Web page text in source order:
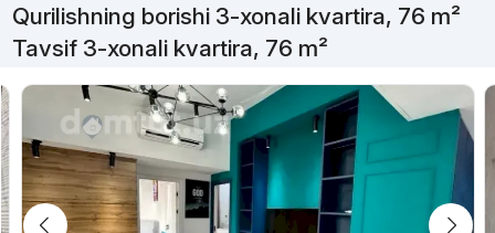
Qurilishning borishi 3-xonali kvartira, 76 m²
Tavsif 3-xonali kvartira, 76 m²